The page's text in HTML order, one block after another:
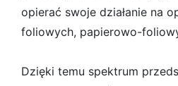
opierać swoje działanie na
foliowych, papierowo-
Dzięki temu spektrum